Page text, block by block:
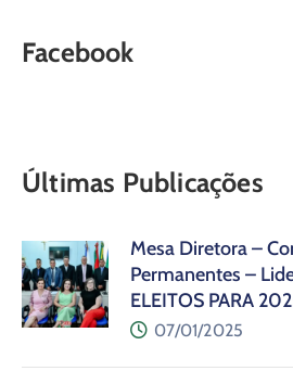
Facebook
Últimas Publicações
Mesa Diretora –
Permanentes –
ELEITOS PARA
07/01/2025